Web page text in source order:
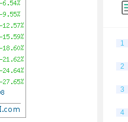
1
2
3
4